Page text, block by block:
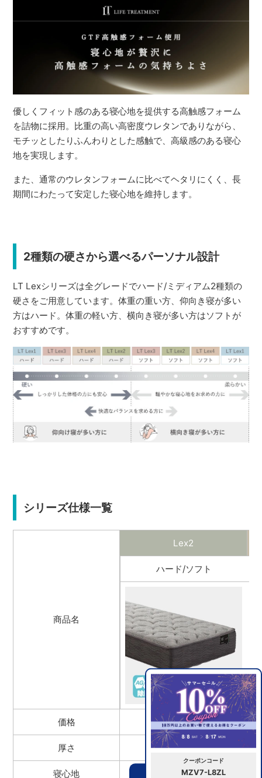
クーポンコード
MZV7-L8ZL
優しくフィット感のある寝心地を提供する高触感フォーム
を詰物に採用。比重の高い高密度ウレタンでありながら、
モチッとしたりふんわりとした感触で、高級感のある寝心
地を実現します。
また、通常のウレタンフォームに比べてヘタリにくく、長
期間にわたって安定した寝心地を維持します。
2種類の硬さから選べるパーソナル設計
LT Lexシリーズは全グレードでハード/ミディアム2種類の
硬さをご用意しています。体重の重い方、仰向き寝が多い
方はハード。体重の軽い方、横向き寝が多い方はソフトが
おすすめです。
シリーズ仕様一覧
商品名
Lex2
ハード/ソフト
価格 ￥242,000～
厚さ 28cm
寝心地 硬め/柔らかめ